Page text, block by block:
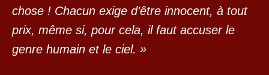
chose ! Chacun exige d’être innocent, à tout
prix, même si, pour cela, il faut accuser le
genre humain et le ciel. »